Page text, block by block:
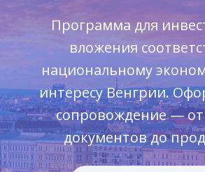
Программа для
вложения
национальному
интересу Венгрии.
сопровождение —
документов до